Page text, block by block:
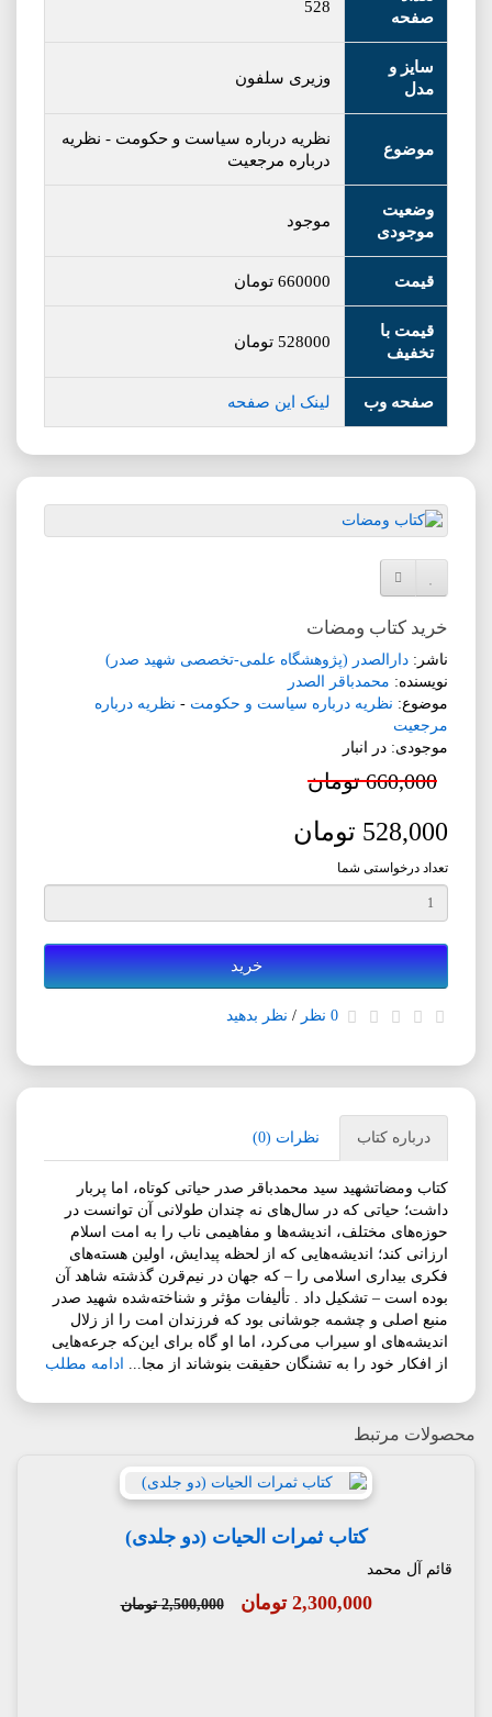
صفحه
528
سایز و
مدل
وزیری سلفون
موضوع
نظریه درباره سیاست و حکومت - نظریه
درباره مرجعیت
وضعیت
موجودی
موجود
قیمت 660000 تومان
قیمت با
تخفیف
528000 تومان
صفحه وب لینک این صفحه
افزودن به لیست دلخواه
خرید کتاب ومضات
ناشر: دارالصدر (پژوهشگاه علمی-تخصصی شهید صدر)
نویسنده: محمدباقر الصدر
موضوع: نظریه درباره سیاست و حکومت - نظریه درباره
مرجعیت
موجودی: در انبار
660,000 تومان
528,000 تومان
تعداد درخواستی شما
خرید
0 نظر / نظر بدهید
درباره کتاب نظرات (0)
کتاب ومضاتشهید سید محمدباقر صدر حیاتی کوتاه، اما پربار
داشت؛ حیاتی که در سال‌های نه چندان طولانی آن توانست در
حوزه‌های مختلف، اندیشه‌ها و مفاهیمی ناب را به امت اسلام
ارزانی کند؛ اندیشه‌هایی که از لحظه پیدایش، اولین هسته‌های
فکری بیداری اسلامی را – که جهان در نیم‌قرن گذشته شاهد آن
بوده است – تشکیل داد . تألیفات مؤثر و شناخته‌شده شهید صدر
منبع اصلی و چشمه جوشانی بود که فرزندان امت را از زلال
اندیشه‌های او سیراب می‌کرد، اما او گاه برای این‌که جرعه‌هایی
از افکار خود را به تشنگان حقیقت بنوشاند از مجا... ادامه مطلب
محصولات مرتبط
کتاب ثمرات الحیات (دو جلدی)
قائم آل محمد
2,300,000 تومان 2,500,000 تومان